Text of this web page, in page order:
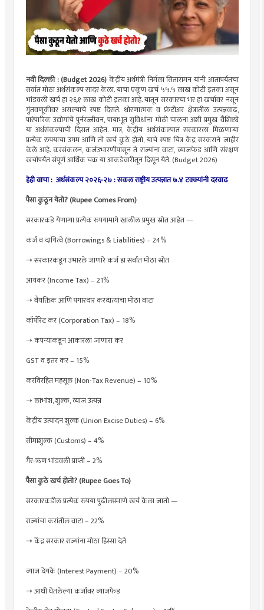
नवी दिल्ली : (Budget 2026)केंद्रीय अर्थमंत्री निर्मला सितारामन यांनी आतापर्यंतचा
सर्वात मोठा अर्थसंकल्प सादर केला. याचा एकूण खर्च ५५.५ लाख कोटी इतका असून
भांडवली खर्च हा २६.१ लाख कोटी इतका आहे. यातून सरकारचा भर हा खर्चावर नसून
गुंतवणूकीवर असल्याचे स्पष्ट दिसते. धोरणात्मक व फ्रंटीअर क्षेत्रातील उत्पन्नवाढ,
पारंपारिक उद्योगांचे पुर्नरज्जीवन, पायाभूत सुविधांना मोठी चालना अशी प्रमुख वैशिष्ट्ये
या अर्थसंकल्पाची दिसत आहेत. मात्र, केंद्रीय अर्थसंकल्पात सरकारला मिळणाऱ्या
प्रत्येक रुपयाचा उगम आणि तो खर्च कुठे होतो, याचे स्पष्ट चित्र केंद्र सरकराने जाहीर
केले आहे. करसंकलन, कर्जउभारणीपासून ते राज्यांना वाटा, व्याजफेड आणि संरक्षण
खर्चापर्यंत संपूर्ण आर्थिक चक्र या आकडेवारीतून दिसून येते. (Budget 2026)
हेही वाचा : अर्थसंकल्प २०२६-२७ : सकल राष्ट्रीय उत्पन्नात ७.४ टक्क्यांनी दरवाढ
पैसा कुठून येतो? (Rupee Comes From)
सरकारकडे येणाऱ्या प्रत्येक रुपयामागे खालील प्रमुख स्रोत आहेत —
कर्ज व दायित्वे (Borrowings & Liabilities) – 24%
➝ सरकारकडून उभारले जाणारे कर्ज हा सर्वात मोठा स्रोत
आयकर (Income Tax) – 21%
➝ वैयक्तिक आणि पगारदार करदात्यांचा मोठा वाटा
कॉर्पोरेट कर (Corporation Tax) – 18%
➝ कंपन्यांकडून आकारला जाणारा कर
GST व इतर कर – 15%
करविरहित महसूल (Non-Tax Revenue) – 10%
➝ लाभांश, शुल्क, व्याज उत्पन्न
केंद्रीय उत्पादन शुल्क (Union Excise Duties) – 6%
सीमाशुल्क (Customs) – 4%
गैर-ऋण भांडवली प्राप्ती – 2%
पैसा कुठे खर्च होतो? (Rupee Goes To)
सरकारकडील प्रत्येक रुपया पुढीलप्रमाणे खर्च केला जातो —
राज्यांचा करांतील वाटा – 22%
➝ केंद्र सरकार राज्यांना मोठा हिस्सा देते
व्याज देयके (Interest Payment) – 20%
➝ आधी घेतलेल्या कर्जावर व्याजफेड